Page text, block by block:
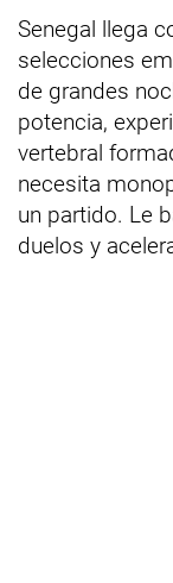
Senegal llega
selecciones
de grandes
potencia,
vertebral
necesita
un partido. Le
duelos y